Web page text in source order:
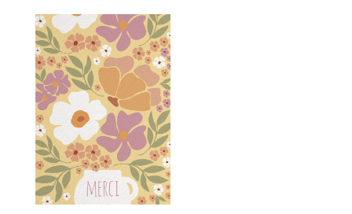
was:
€ 2,00.
is:
€ 1,00.